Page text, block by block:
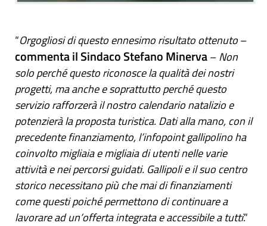
“Orgogliosi di questo ennesimo risultato ottenuto–
commenta il Sindaco Stefano Minerva–Non
solo perché questo riconosce la qualità dei nostri
progetti, ma anche e soprattutto perché questo
servizio rafforzerà il nostro calendario natalizio e
potenzierà la proposta turistica. Dati alla mano, con il
precedente finanziamento, l’infopoint gallipolino ha
coinvolto migliaia e migliaia di utenti nelle varie
attività e nei percorsi guidati. Gallipoli e il suo centro
storico necessitano più che mai di finanziamenti
come questi poiché permettono di continuare a
lavorare ad un’offerta integrata e accessibile a tutti.”